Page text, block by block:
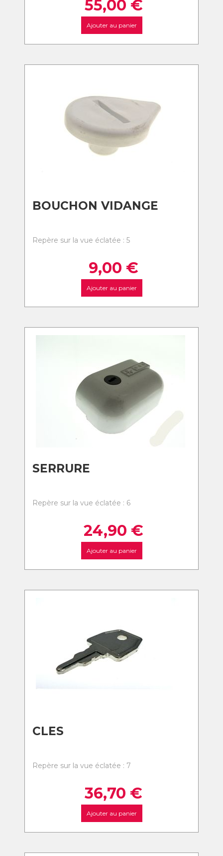
55,00 €
Ajouter au panier
BOUCHON VIDANGE
Repère sur la vue éclatée : 5
9,00 €
Ajouter au panier
SERRURE
Repère sur la vue éclatée : 6
24,90 €
Ajouter au panier
CLES
Repère sur la vue éclatée : 7
36,70 €
Ajouter au panier